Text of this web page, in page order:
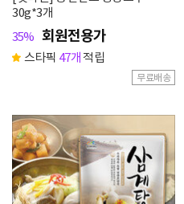
30g*3개
35% 회원전용가
스타픽 47개적립
무료배송